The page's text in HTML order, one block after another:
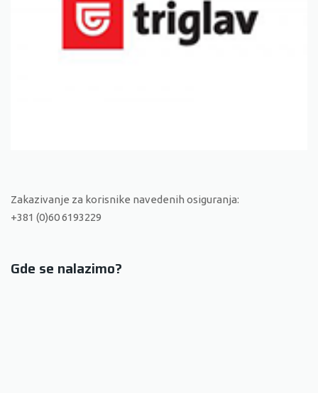
Zakazivanje za korisnike navedenih osiguranja:
+381 (0)60 6193229
Gde se nalazimo?